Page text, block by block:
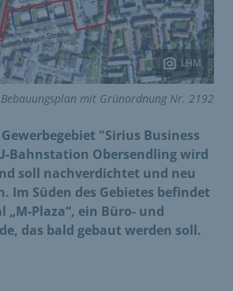
LHM
mit Grünordnung Nr. 2192
"Sirius Business
Bahnstation Obersendling wird
soll nachverdichtet und neu
Im Süden des Gebietes befindet
„M-Plaza“, ein Büro- und
das bald gebaut werden soll.